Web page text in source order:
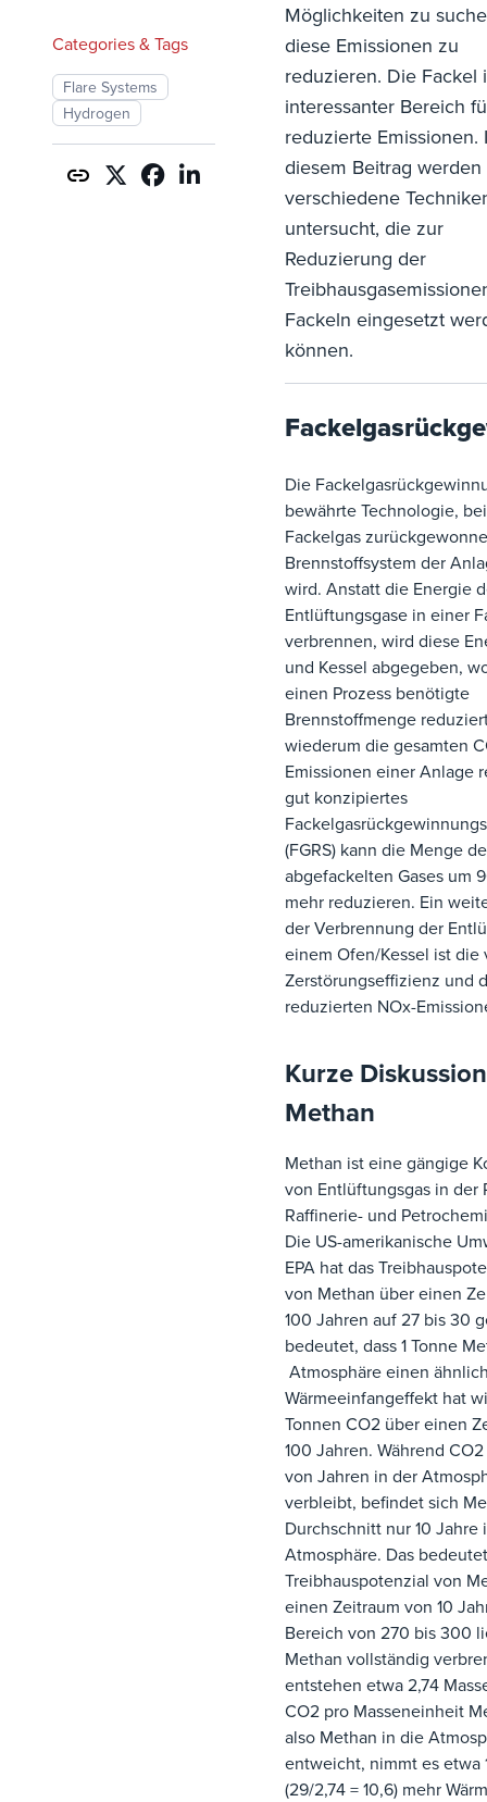
Categories & Tags
Flare Systems
Hydrogen
Möglichkeiten zu
diese Emissionen zu
reduzieren. Die Fackel
interessanter Bereich
reduzierte Emissionen.
diesem Beitrag werden
verschiedene
untersucht, die zur
Reduzierung der
Fackeln eingesetzt
können.
Die
bewährte Technologie,
Fackelgas
Brennstoffsystem der
wird. Anstatt die Energie
Entlüftungsgase in einer
verbrennen, wird diese
und Kessel abgegeben,
einen Prozess benötigte
Brennstoffmenge
wiederum die gesamten
Emissionen einer Anlage
gut konzipiertes
(FGRS) kann die Menge
abgefackelten Gases um
mehr reduzieren. Ein
der Verbrennung der
einem Ofen/Kessel ist die
Zerstörungseffizienz und
reduzierten NOx-
Kurze
Methan
Methan ist eine gängige
von Entlüftungsgas in der
Raffinerie- und
Die US-amerikanische
EPA hat das
von Methan über einen
100 Jahren auf 27 bis 30
bedeutet, dass 1 Tonne
Atmosphäre einen
Wärmeeinfangeffekt hat
Tonnen CO2 über einen
100 Jahren. Während
von Jahren in der
verbleibt, befindet sich
Durchschnitt nur 10 Jahre
Atmosphäre. Das
Treibhauspotenzial von
einen Zeitraum von 10
Bereich von 270 bis 300
Methan vollständig
entstehen etwa 2,74
CO2 pro Masseneinheit
also Methan in die
entweicht, nimmt es etwa
(29/2,74 = 10,6) mehr